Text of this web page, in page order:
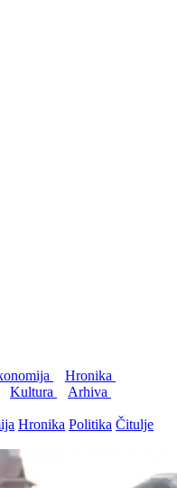
Hronika
Kultura
Arhiva
Hronika Politika Čitulje